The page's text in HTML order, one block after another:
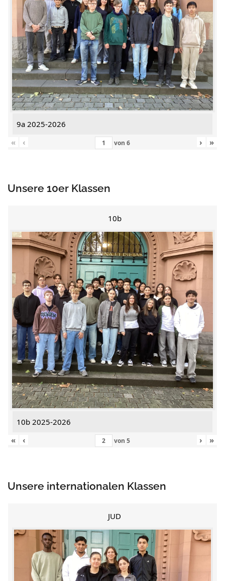
9a 2025-2026
«
‹ von 6 › »
Unsere 10er Klassen
10b
10b 2025-2026
«
‹ von 5 › »
Unsere internationalen Klassen
JUD